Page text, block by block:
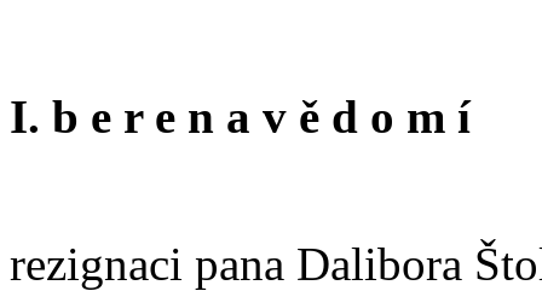
I. b e r e n a v ě d o m í
rezignaci pana Dalibora